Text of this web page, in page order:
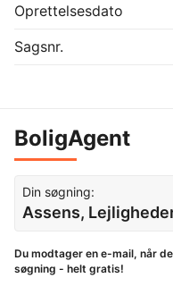
Oprettelsesdato
Sagsnr.
BoligAgent
Din søgning:
Assens,
Du modtager en e-mail, når
søgning - helt gratis!